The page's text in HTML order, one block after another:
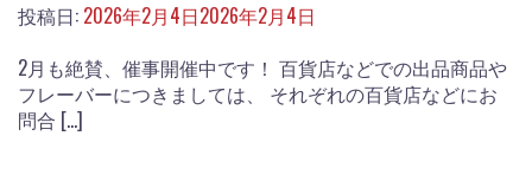
投稿日: 2026年2月4日2026年2月4日
2月も絶賛、催事開催中です！ 百貨店などでの出品商品や
フレーバーにつきましては、 それぞれの百貨店などにお
問合 […]